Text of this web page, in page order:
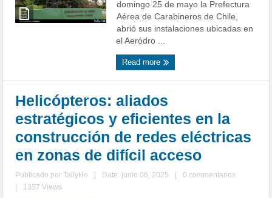
domingo 25 de mayo la Prefectura
Aérea de Carabineros de Chile,
abrió sus instalaciones ubicadas en
el Aeródro ...
Read more
Helicópteros: aliados
estratégicos y eficientes en la
construcción de redes eléctricas
en zonas de difícil acceso
Publicado porTallyHo Date: junio 06, 2025
0 commentarios
1357 Views